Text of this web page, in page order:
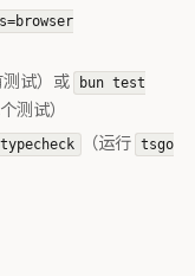
试）或
bun test
测试）
（运行 tsgo